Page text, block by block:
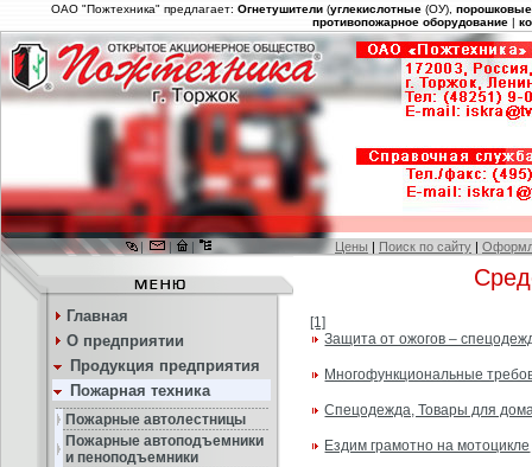
ОАО "Пожтехника" предлагает:Огнетушители (углекислотные (ОУ),порошковые
противопожарное оборудование |
| | | Цены | Поиск по сайту |
Главная
О предприятии
Продукция предприятия
Пожарная техника
Пожарные автолестницы
Пожарные автоподъемники
и пеноподъемники
[1]
Защита от ожогов –
Многофункциональные
Спецодежда, Товары для
Ездим грамотно на мотоцикле